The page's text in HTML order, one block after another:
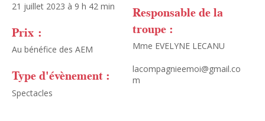
21 juillet 2023 à 9 h 42 min
Prix :
Au bénéfice des AEM
Type d'évènement :
Spectacles
Responsable de la
troupe :
Mme EVELYNE LECANU
lacompagnieemoi@gmail.co
m